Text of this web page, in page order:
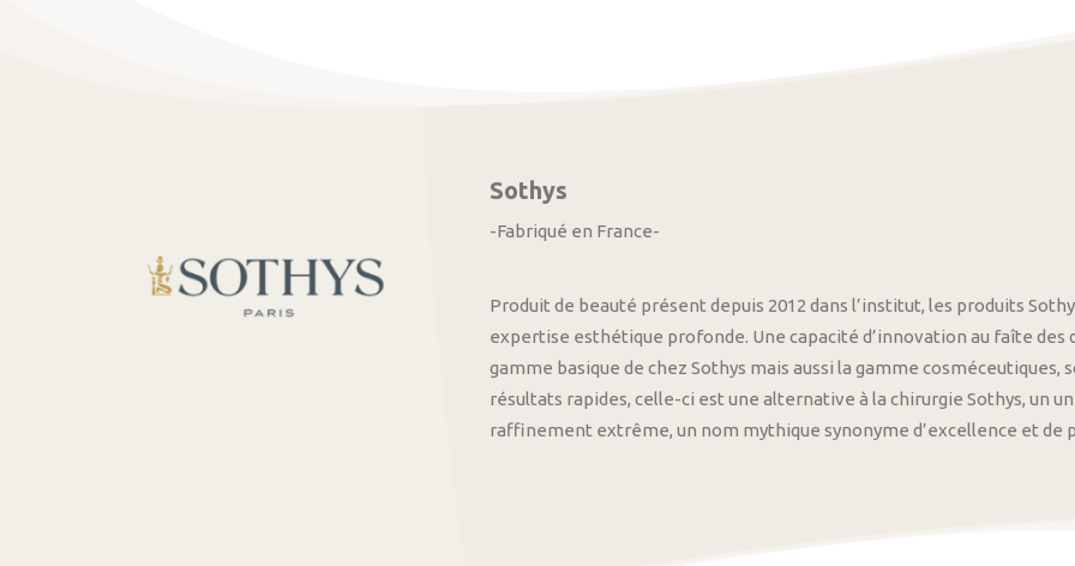
Sothys
-Fabriqué en France-
Produit de beauté présent depuis 2012 dans l’institut, les produits
expertise esthétique profonde. Une capacité d’innovation au faîte
gamme basique de chez Sothys mais aussi la gamme
résultats rapides, celle-ci est une alternative à la chirurgie Sothys, un
raffinement extrême, un nom mythique synonyme d’excellence et de